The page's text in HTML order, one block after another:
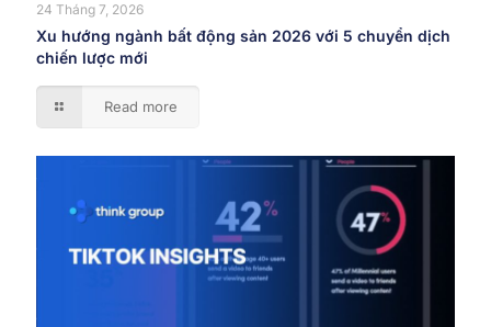
24 Tháng 7, 2026
Xu hướng ngành bất động sản 2026 với 5 chuyển dịch
chiến lược mới
Read more